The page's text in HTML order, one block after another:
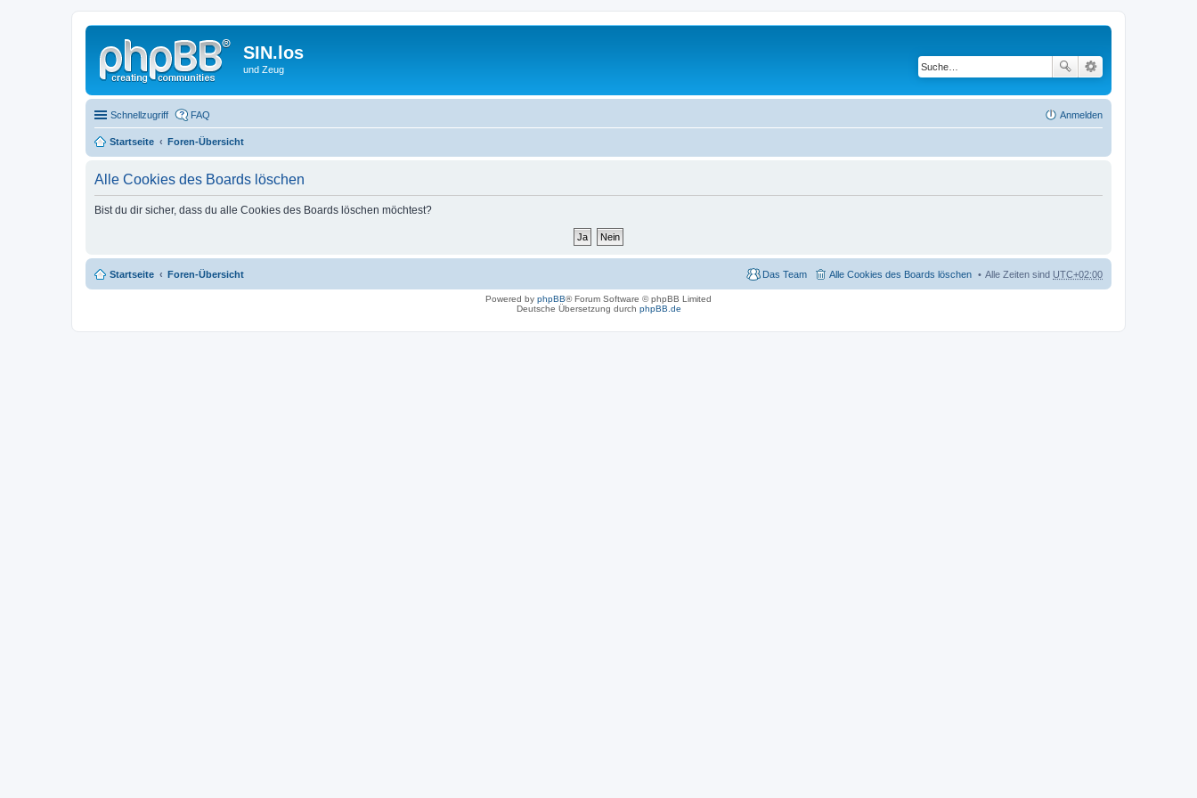
SIN.los
und Zeug
Schnellzugriff FAQ Anmelden
Startseite Foren-Übersicht
Alle Cookies des Boards löschen
Bist du dir sicher, dass du alle Cookies des Boards löschen möchtest?
Startseite Foren-Übersicht Alle Zeiten sind UTC+02:00
Alle Cookies des Boards löschen
Das Team
Powered by phpBB® Forum Software © phpBB Limited
Deutsche Übersetzung durch phpBB.de